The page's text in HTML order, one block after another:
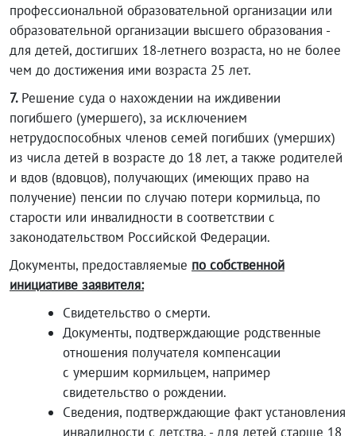
профессиональной образовательной организации или
образовательной организации высшего образования -
для детей, достигших 18-летнего возраста, но не более
чем до достижения ими возраста 25 лет.
7. Решение суда о нахождении на иждивении
погибшего (умершего), за исключением
нетрудоспособных членов семей погибших (умерших)
из числа детей в возрасте до 18 лет, а также родителей
и вдов (вдовцов), получающих (имеющих право на
получение) пенсии по случаю потери кормильца, по
старости или инвалидности в соответствии с
законодательством Российской Федерации.
Документы, предоставляемые по собственной
инициативе заявителя:
Свидетельство о смерти.
Документы, подтверждающие родственные
отношения получателя компенсации
с умершим кормильцем, например
свидетельство о рождении.
Сведения, подтверждающие факт установления
инвалидности с детства, - для детей старше 18